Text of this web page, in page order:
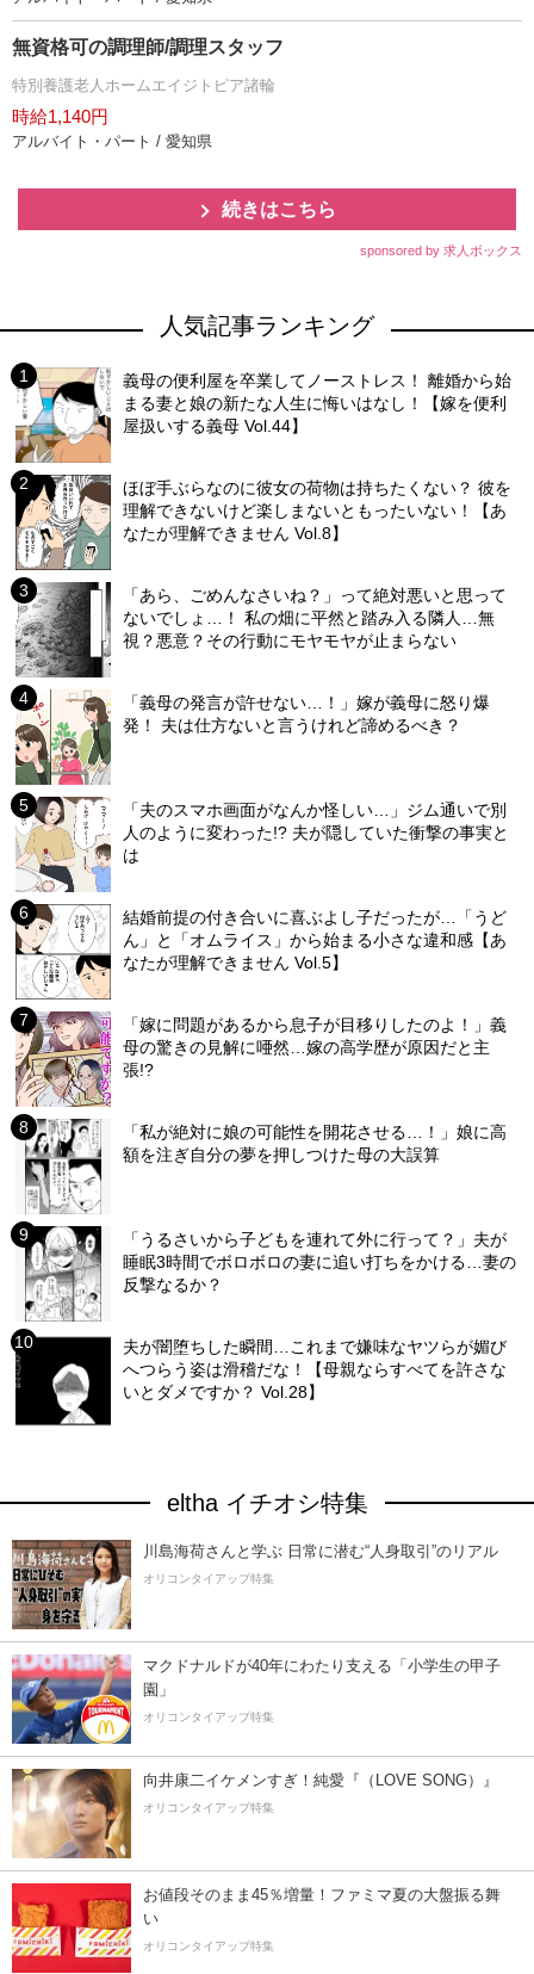
無資格可の調理師/調理スタッフ
特別養護老人ホームエイジトピア諸輪
時給1,140円
アルバイト・パート / 愛知県
続きはこちら
sponsored by 求人ボックス
人気記事ランキング
義母の便利屋を卒業してノーストレス！ 離婚から始
まる妻と娘の新たな人生に悔いはなし！【嫁を便利
屋扱いする義母 Vol.44】
ほぼ手ぶらなのに彼女の荷物は持ちたくない？ 彼を
理解できないけど楽しまないともったいない！【あ
なたが理解できません Vol.8】
「あら、ごめんなさいね？」って絶対悪いと思って
ないでしょ…！ 私の畑に平然と踏み入る隣人…無
視？悪意？その行動にモヤモヤが止まらない
「義母の発言が許せない…！」嫁が義母に怒り爆
発！ 夫は仕方ないと言うけれど諦めるべき？
「夫のスマホ画面がなんか怪しい…」ジム通いで別
人のように変わった!? 夫が隠していた衝撃の事実と
は
結婚前提の付き合いに喜ぶよし子だったが…「うど
ん」と「オムライス」から始まる小さな違和感【あ
なたが理解できません Vol.5】
「嫁に問題があるから息子が目移りしたのよ！」義
母の驚きの見解に唖然…嫁の高学歴が原因だと主
張!?
「私が絶対に娘の可能性を開花させる…！」娘に高
額を注ぎ自分の夢を押しつけた母の大誤算
「うるさいから子どもを連れて外に行って？」夫が
睡眠3時間でボロボロの妻に追い打ちをかける…妻の
反撃なるか？
夫が闇堕ちした瞬間…これまで嫌味なヤツらが媚び
へつらう姿は滑稽だな！【母親ならすべてを許さな
いとダメですか？ Vol.28】
eltha イチオシ特集
川島海荷さんと学ぶ 日常に潜む“人身取引”のリアル
オリコンタイアップ特集
マクドナルドが40年にわたり支える「小学生の甲子
園」
オリコンタイアップ特集
向井康二イケメンすぎ！純愛『（LOVE SONG）』
オリコンタイアップ特集
お値段そのまま45％増量！ファミマ夏の大盤振る舞
い
オリコンタイアップ特集